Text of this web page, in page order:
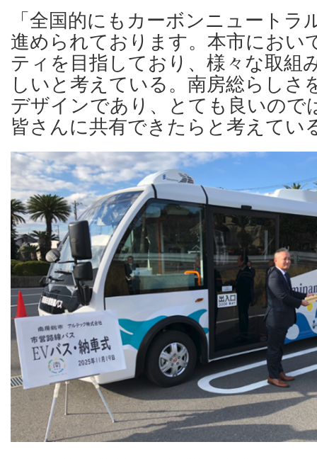
「全国的にもカーボンニュートラ
進められております。本市におい
ティを目指しており、様々な取組
しいと考えている。南房総らしさ
デザインであり、とても良いので
皆さんに共有できたらと考えてい